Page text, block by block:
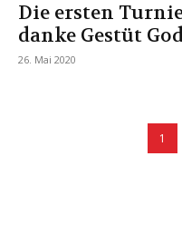
Die ersten
danke Gestüt
26. Mai 2020
1